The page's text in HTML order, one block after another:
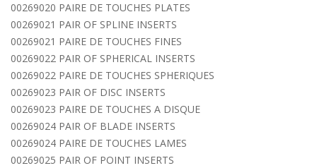
00269020 PAIRE DE TOUCHES PLATES
00269021 PAIR OF SPLINE INSERTS
00269021 PAIRE DE TOUCHES FINES
00269022 PAIR OF SPHERICAL INSERTS
00269022 PAIRE DE TOUCHES SPHERIQUES
00269023 PAIR OF DISC INSERTS
00269023 PAIRE DE TOUCHES A DISQUE
00269024 PAIR OF BLADE INSERTS
00269024 PAIRE DE TOUCHES LAMES
00269025 PAIR OF POINT INSERTS